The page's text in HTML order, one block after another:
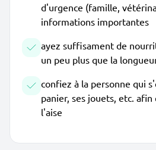
d'urgence (famille,
informations importantes
ayez suffisament de
un peu plus que la
confiez à la personne qui
panier, ses jouets, etc.
l'aise